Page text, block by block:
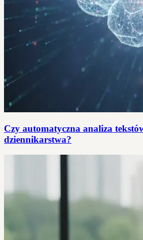
Czy automatyczna analiza
dziennikarstwa?